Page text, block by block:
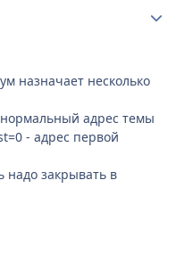
назначает несколько
адрес темы
- адрес первой
надо закрывать в